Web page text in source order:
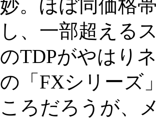
妙。ほぼ同価格
し、一部超える
のTDPがやはり
の「FXシリーズ
ころだろうが、